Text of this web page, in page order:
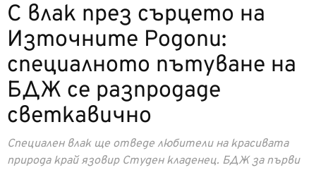
С влак през сърцето на
Източните Родопи:
специалното пътуване на
БДЖ се разпродаде
светкавично
Специален влак ще отведе любители на красивата
природа край язовир Студен кладенец. БДЖ за първи